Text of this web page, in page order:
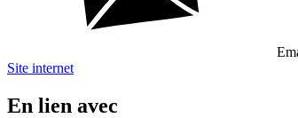
Site internet
En lien avec